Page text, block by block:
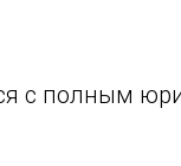
с полным